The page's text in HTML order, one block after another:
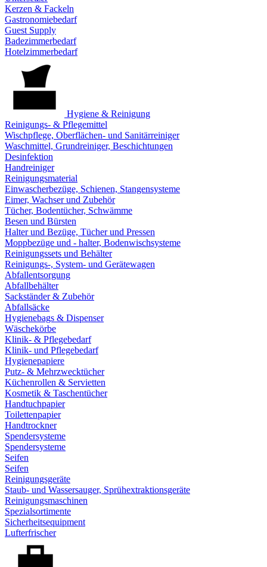
Kerzen & Fackeln
Gastronomiebedarf
Guest Supply
Badezimmerbedarf
Hotelzimmerbedarf
Hygiene & Reinigung
Reinigungs- & Pflegemittel
Wischpflege, Oberflächen- und Sanitärreiniger
Waschmittel, Grundreiniger, Beschichtungen
Desinfektion
Handreiniger
Reinigungsmaterial
Einwascherbezüge, Schienen, Stangensysteme
Eimer, Wachser und Zubehör
Tücher, Bodentücher, Schwämme
Besen und Bürsten
Halter und Bezüge, Tücher und Pressen
Moppbezüge und - halter, Bodenwischsysteme
Reinigungssets und Behälter
Reinigungs-, System- und Gerätewagen
Abfallentsorgung
Abfallbehälter
Sackständer & Zubehör
Abfallsäcke
Hygienebags & Dispenser
Wäschekörbe
Klinik- & Pflegebedarf
Klinik- und Pflegebedarf
Hygienepapiere
Putz- & Mehrzwecktücher
Küchenrollen & Servietten
Kosmetik & Taschentücher
Handtuchpapier
Toilettenpapier
Handtrockner
Spendersysteme
Spendersysteme
Seifen
Seifen
Reinigungsgeräte
Staub- und Wassersauger, Sprühextraktionsgeräte
Reinigungsmaschinen
Spezialsortimente
Sicherheitsequipment
Lufterfrischer